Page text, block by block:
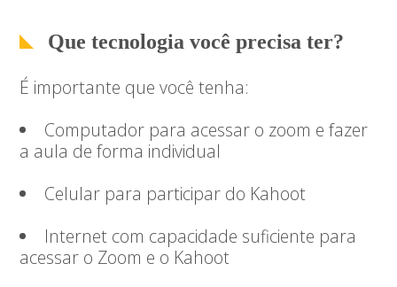
Que tecnologia você precisa ter?
É importante que você tenha:
Computador para acessar o zoom e fazer
a aula de forma individual
Celular para participar do Kahoot
Internet com capacidade suficiente para
acessar o Zoom e o Kahoot